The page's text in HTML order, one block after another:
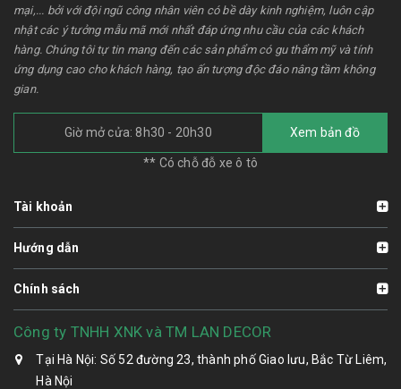
mại,... bởi với đội ngũ công nhân viên có bề dày kinh nghiệm, luôn cập
nhật các ý tưởng mẫu mã mới nhất đáp ứng nhu cầu của các khách
hàng. Chúng tôi tự tin mang đến các sản phẩm có gu thẩm mỹ và tính
ứng dụng cao cho khách hàng, tạo ấn tượng độc đáo nâng tầm không
gian.
Giờ mở cửa: 8h30 - 20h30 Xem bản đồ
** Có chỗ đỗ xe ô tô
Tài khoản
Hướng dẫn
Chính sách
Công ty TNHH XNK và TM LAN DECOR
Tại Hà Nội: Số 52 đường 23, thành phố Giao lưu, Bắc Từ Liêm,
Hà Nội